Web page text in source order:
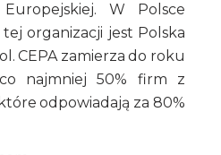
W Polsce
organizacji jest Polska
CEPA zamierza do roku
najmniej 50% firm z
odpowiadają za 80%